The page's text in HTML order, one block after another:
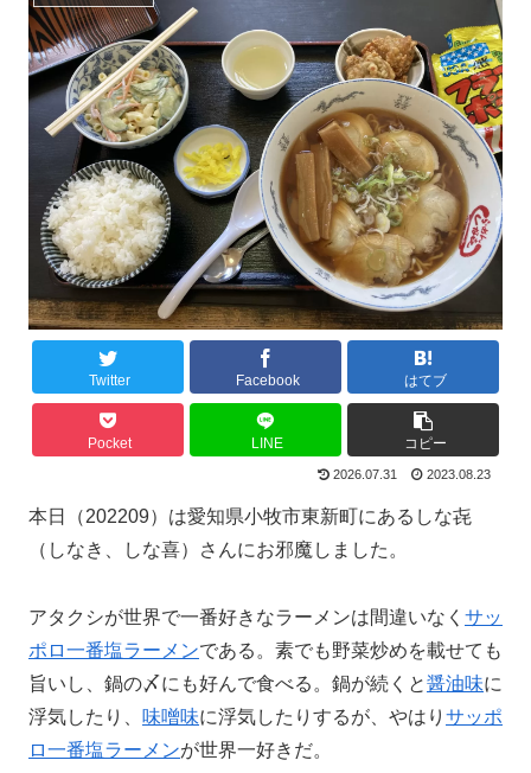
Twitter Facebook はてブ
Pocket LINE コピー
2026.07.31 2023.08.23
本日（202209）は愛知県小牧市東新町にあるしな㐂
（しなき、しな喜）さんにお邪魔しました。
アタクシが世界で一番好きなラーメンは間違いなく サッ
ポロ一番塩ラーメンである。素でも野菜炒めを載せても
旨いし、鍋の〆にも好んで食べる。鍋が続くと醤油味に
浮気したり、 味噌味に浮気したりするが、やはり サッポ
ロ一番塩ラーメンが世界一好きだ。